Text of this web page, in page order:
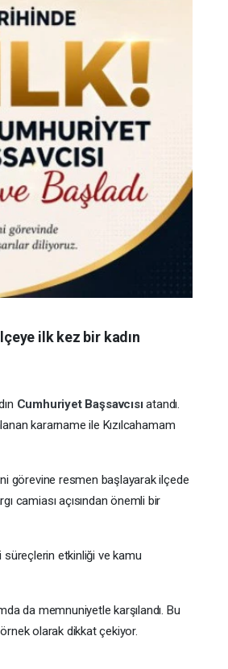
ilk kez bir kadın
Cumhuriyet Başsavcısıatandı.
kararname ile Kızılcahamam
görevine resmen başlayarak ilçede
camiası açısından önemli bir
süreçlerin etkinliği ve kamu
da memnuniyetle karşılandı. Bu
olarak dikkat çekiyor.